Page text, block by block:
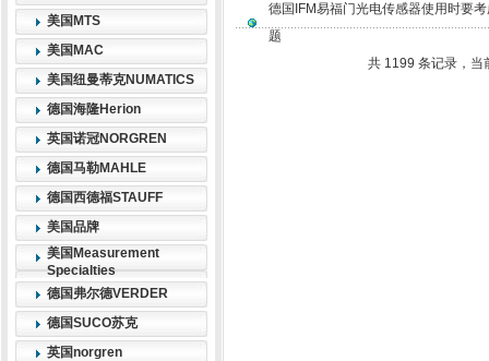
美国MTS
美国MAC
美国纽曼蒂克NUMATICS
德国海隆Herion
英国诺冠NORGREN
德国马勒MAHLE
德国西德福STAUFF
美国品牌
美国Measurement
Specialties
德国弗尔德VERDER
德国SUCO苏克
英国norgren
德国IFM易福门光电传感器使用时要
题
共 1199 条记录，